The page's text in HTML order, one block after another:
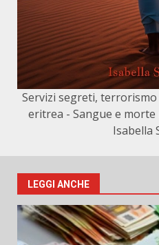
Servizi segreti,
eritrea - Sangue e morte
Isabella
LEGGI ANCHE